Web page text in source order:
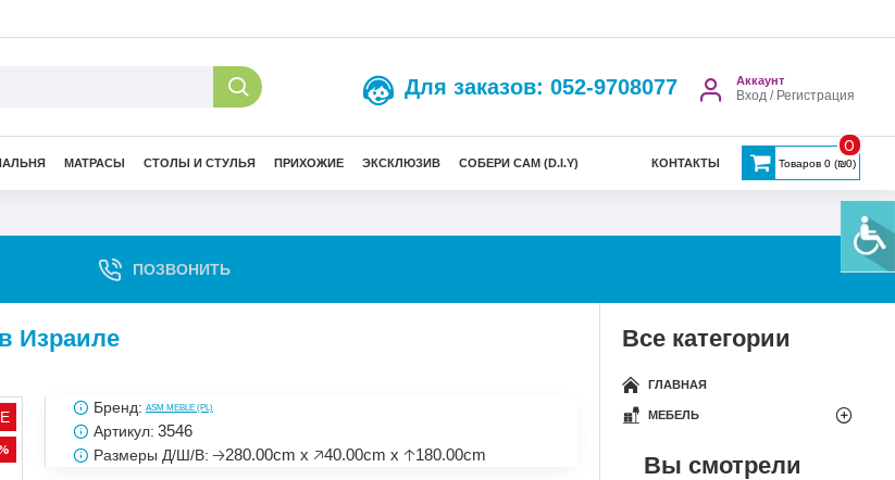
Для заказов: 052-9708077 Аккаунт
Вход / Регистрация
МАТРАСЫ СТОЛЫ И СТУЛЬЯ ПРИХОЖИЕ ЭКСКЛЮЗИВ СОБЕРИ САМ (D.I.Y) КОНТАКТЫ Товаров 0 (₪0)
0
ПОЗВОНИТЬ
Израиле
Бренд: ASM MEBLE (PL)
Артикул: 3546
Размеры Д/Ш/В: 🡢280.00cm x 🡥40.00cm x 🡡180.00cm
Все категории
ГЛАВНАЯ
МЕБЕЛЬ
Вы смотрели